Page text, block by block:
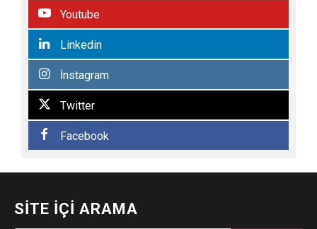
Youtube
Linkedin
İnstagram
Twitter
Facebook
SITE İÇI ARAMA